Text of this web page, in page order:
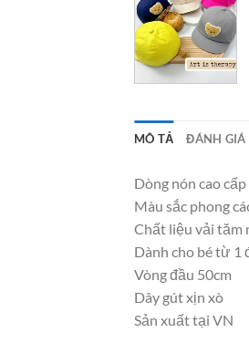
MÔ TẢ ĐÁNH GIÁ
Dòng nón cao cấp
Màu sắc phong
Chất liệu vải tăm
Dành cho bé từ 1
Vòng đầu 50cm
Dây gút xịn xò
Sản xuất tại VN